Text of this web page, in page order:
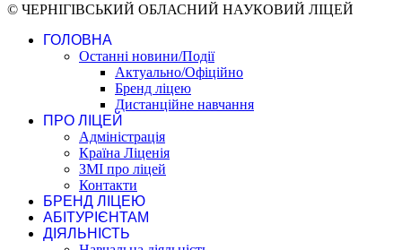
© ЧЕРНІГІВСЬКИЙ ОБЛАСНИЙ НАУКОВИЙ ЛІЦЕЙ
ГОЛОВНА
Останні новини/Події
Актуально/Офіційно
Бренд ліцею
Дистанційне навчання
ПРО ЛІЦЕЙ
Адміністрація
Країна Ліценія
ЗМІ про ліцей
Контакти
БРЕНД ЛІЦЕЮ
АБІТУРІЄНТАМ
ДІЯЛЬНІСТЬ